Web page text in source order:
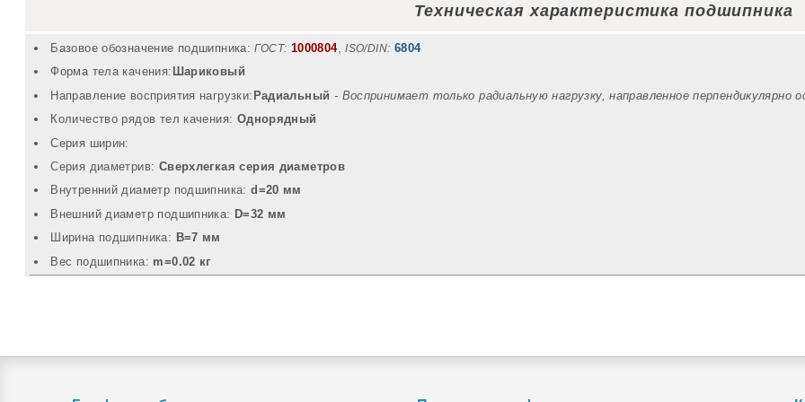
Техническая характеристика подшипника
Базовое обозначение подшипника: ГОСТ: 1000804,ISO/DIN: 6804
Форма тела качения: Шариковый
Направление восприятия нагрузки: Радиальный - Воспринимает только радиальную нагрузку, направленное перпендикулярно
Количество рядов тел качения: Однорядный
Серия ширин:
Серия диаметрив: Сверхлегкая серия диаметров
Внутренний диаметр подшипника:d=20 мм
Внешний диаметр подшипника: D=32 мм
Ширина подшипника: B=7 мм
Вec подшипника: m=0.02 кг